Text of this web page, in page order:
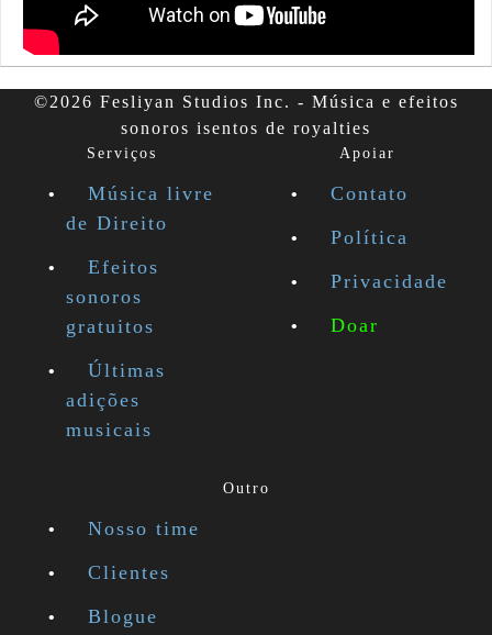
©2026 Fesliyan Studios Inc. - Música e efeitos
sonoros isentos de royalties
Serviços
Música livre
de Direito
Efeitos
sonoros
gratuitos
Últimas
adições
musicais
Apoiar
Contato
Política
Privacidade
Doar
Outro
Nosso time
Clientes
Blogue